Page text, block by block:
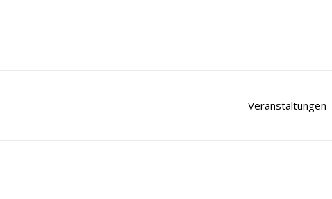
Veranstaltungen